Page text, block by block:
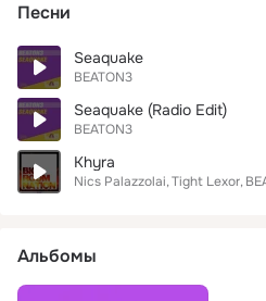
Песни
Seaquake
BEATON3
Seaquake (Radio Edit)
BEATON3
Khyra
Nics Palazzolai Tight Lexor
Альбомы